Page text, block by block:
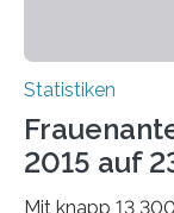
Statistiken
2015 auf
Mit knapp 13